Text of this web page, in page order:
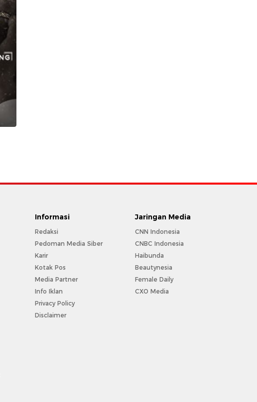
Informasi
Redaksi
Pedoman Media Siber
Karir
Kotak Pos
Media Partner
Info Iklan
Privacy Policy
Disclaimer
Jaringan Media
CNN Indonesia
CNBC Indonesia
Haibunda
Beautynesia
Female Daily
CXO Media